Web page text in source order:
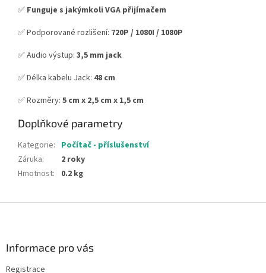
✅ Funguje s jakýmkoli VGA přijímačem
✅ Podporované rozlišení: 720P / 1080I / 1080P
✅ Audio výstup: 3,5 mm jack
✅ Délka kabelu Jack: 48 cm
✅ Rozměry: 5 cm x 2,5 cm x 1,5 cm
Doplňkové parametry
Kategorie: Počítač - příslušenství
Záruka:
2 roky
Hmotnost: 0.2 kg
Informace pro vás
Registrace